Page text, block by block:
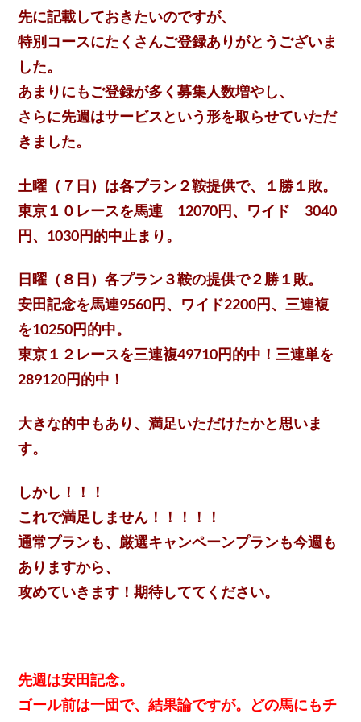
先に記載しておきたいのですが、
特別コースにたくさんご登録ありがとうございま
した。
あまりにもご登録が多く募集人数増やし、
さらに先週はサービスという形を取らせていただ
きました。
土曜（７日）は各プラン２鞍提供で、１勝１敗。
東京１０レースを馬連 12070円、ワイド 3040
円、1030円的中止まり。
日曜（８日）各プラン３鞍の提供で２勝１敗。
安田記念を馬連9560円、ワイド2200円、三連複
を10250円的中。
東京１２レースを三連複49710円的中！三連単を
289120円的中！
大きな的中もあり、満足いただけたかと思いま
す。
しかし！！！
これで満足しません！！！！！
通常プランも、厳選キャンペーンプランも今週も
ありますから、
攻めていきます！期待しててください。
先週は安田記念。
ゴール前は一団で、結果論ですが。どの馬にもチ